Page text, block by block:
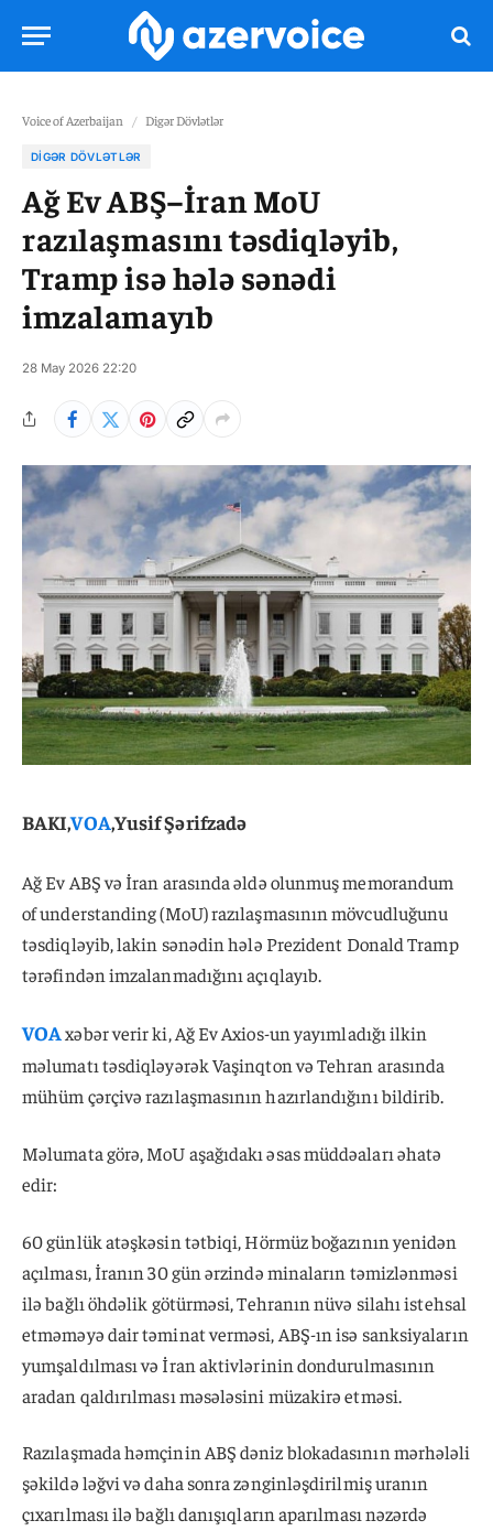
Voice of Azerbaijan / Digər Dövlətlər
DIGƏR DÖVLƏTLƏR
Ağ Ev ABŞ–İran MoU
razılaşmasını təsdiqləyib,
Tramp isə hələ sənədi
imzalamayıb
28 May 2026 22:20
BAKI,VOA,Yusif Şərifzadə
Ağ Ev ABŞ və İran arasında əldə olunmuş memorandum
of understanding (MoU) razılaşmasının mövcudluğunu
təsdiqləyib, lakin sənədin hələ Prezident Donald Tramp
tərəfindən imzalanmadığını açıqlayıb.
VOAxəbər verir ki, Ağ Ev Axios-un yayımladığı ilkin
məlumatı təsdiqləyərək Vaşinqton və Tehran arasında
mühüm çərçivə razılaşmasının hazırlandığını bildirib.
Məlumata görə, MoU aşağıdakı əsas müddəaları əhatə
edir:
60 günlük atəşkəsin tətbiqi, Hörmüz boğazının yenidən
açılması, İranın 30 gün ərzində minaların təmizlənməsi
ilə bağlı öhdəlik götürməsi, Tehranın nüvə silahı istehsal
etməməyə dair təminat verməsi, ABŞ-ın isə sanksiyaların
yumşaldılması və İran aktivlərinin dondurulmasının
aradan qaldırılması məsələsini müzakirə etməsi.
Razılaşmada həmçinin ABŞ dəniz blokadasının mərhələli
şəkildə ləğvi və daha sonra zənginləşdirilmiş uranın
çıxarılması ilə bağlı danışıqların aparılması nəzərdə